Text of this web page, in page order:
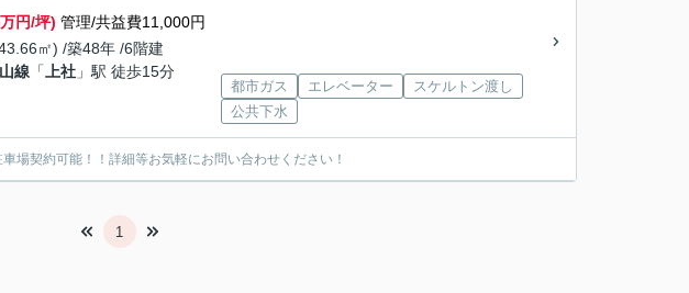
円/坪) 管理/共益費11,000円
㎡) /築48年 /6階建
線 「 上社 」駅 徒歩15分
都市ガス エレベーター
スケルトン渡し
公共下水
契約可能！！詳細等お気軽にお問い合わせください！
1